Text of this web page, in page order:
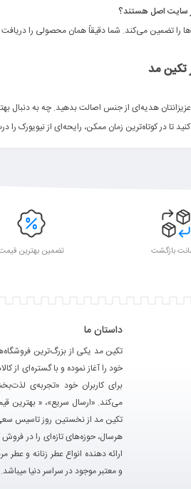
را تضمین می‌کند. شما دقیقاً همان محصولی را
مد
هدیه‌ای از جنس اصالت بدهید. چه به دنبال
تا در کوتاه‌ترین زمان ممکن، رایحه‌ای از نیویورک را
بازگشت تضمین بهترین
داستان ما
خود را آغاز نموده و با گستره‌ای از
برای کاربران خود «تجربه‌ی
می‌کند. «ارسال سریع»، « بهترین
تکین مد از نخستین روز تاسیس
هرسال، حوزه‌های تازه‌ای را در
ارائه دهنده انواع عطر زنانه و
و معتبر موجود در سراسر دنیا میباشد.